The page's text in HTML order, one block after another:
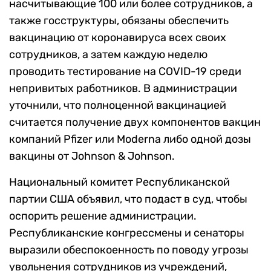
насчитывающие 100 или более сотрудников, а
также госструктуры, обязаны обеспечить
вакцинацию от коронавируса всех своих
сотрудников, а затем каждую неделю
проводить тестирование на COVID-19 среди
непривитых работников. В администрации
уточнили, что полноценной вакцинацией
считается получение двух компонентов вакцин
компаний Pfizer или Moderna либо одной дозы
вакцины от Johnson & Johnson.
Национальный комитет Республиканской
партии США объявил, что подаст в суд, чтобы
оспорить решение администрации.
Республиканские конгрессмены и сенаторы
выразили обеспокоенность по поводу угрозы
увольнения сотрудников из учреждений,